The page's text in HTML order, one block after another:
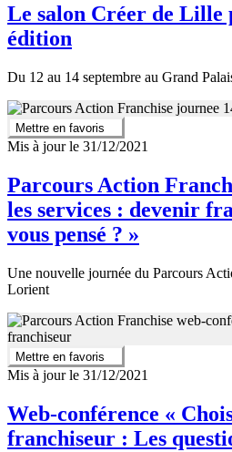
Le salon Créer de Lille
édition
Du 12 au 14 septembre au Grand
Mettre en favoris
Mis à jour le 31/12/2021
Parcours Action
les services : devenir
vous pensé ? »
Une nouvelle journée du Parcours
Lorient
Mettre en favoris
Mis à jour le 31/12/2021
Web-conférence «
franchiseur : Les